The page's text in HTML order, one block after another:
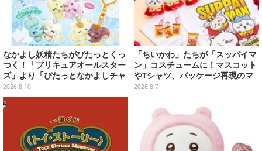
なかよし妖精たちがぴたっとくっ
つく！「プリキュアオールスター
ズ」より「ぴたっとなかよしチャ
ーム」が8月発売
2026.8.10
「ちいかわ」たちが「スッパイマ
ン」コスチュームに！マスコット
やTシャツ、パッケージ再現のマ
グネットなど全5アイテム
2026.8.7